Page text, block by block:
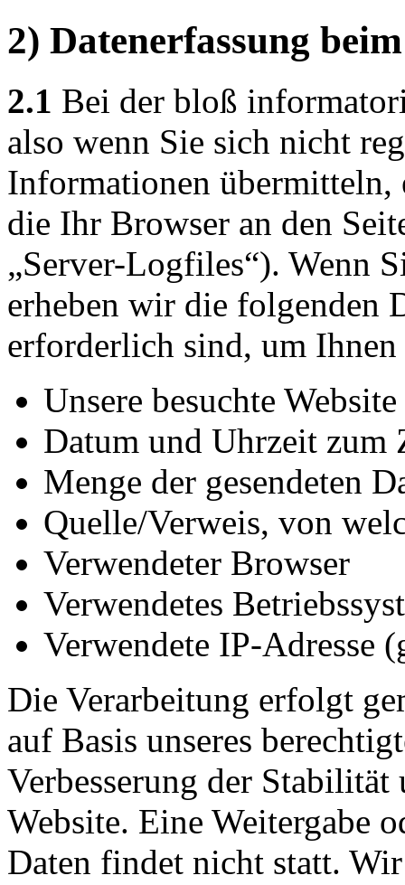
2) Datenerfassung
2.1 Bei der bloß
also wenn Sie sich nicht
Informationen übermitteln,
die Ihr Browser an den
„Server-Logfiles“). Wenn
erheben wir die folgenden
erforderlich sind, um Ihnen
Unsere besuchte Website
Datum und Uhrzeit zum
Menge der gesendeten
Quelle/Verweis, von
Verwendeter Browser
Verwendetes
Verwendete IP-Adresse
Die Verarbeitung erfolgt
auf Basis unseres
Verbesserung der
Website. Eine Weitergabe
Daten findet nicht statt.